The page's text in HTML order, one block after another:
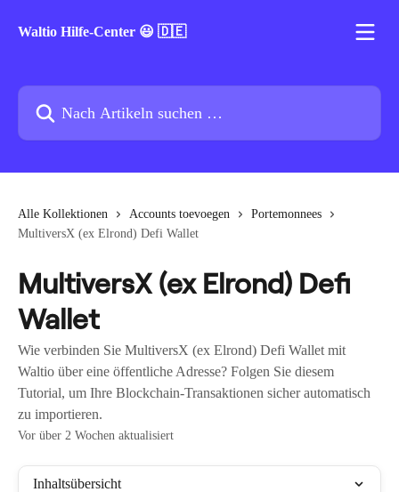
Waltio Hilfe-Center 😃 🇩🇪
Nach Artikeln suchen …
Alle Kollektionen Accounts toevoegen
Portemonnees
MultiversX (ex Elrond) Defi Wallet
MultiversX (ex Elrond) Defi
Wallet
Wie verbinden Sie MultiversX (ex Elrond) Defi Wallet mit
Waltio über eine öffentliche Adresse? Folgen Sie diesem
Tutorial, um Ihre Blockchain-Transaktionen sicher automatisch
zu importieren.
Vor über 2 Wochen aktualisiert
Inhaltsübersicht